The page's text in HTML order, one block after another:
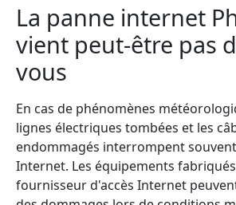
La panne internet
vient peut-être pas
vous
En cas de phénomènes
lignes électriques tombées et les
endommagés interrompent
Internet. Les équipements
fournisseur d'accès Internet